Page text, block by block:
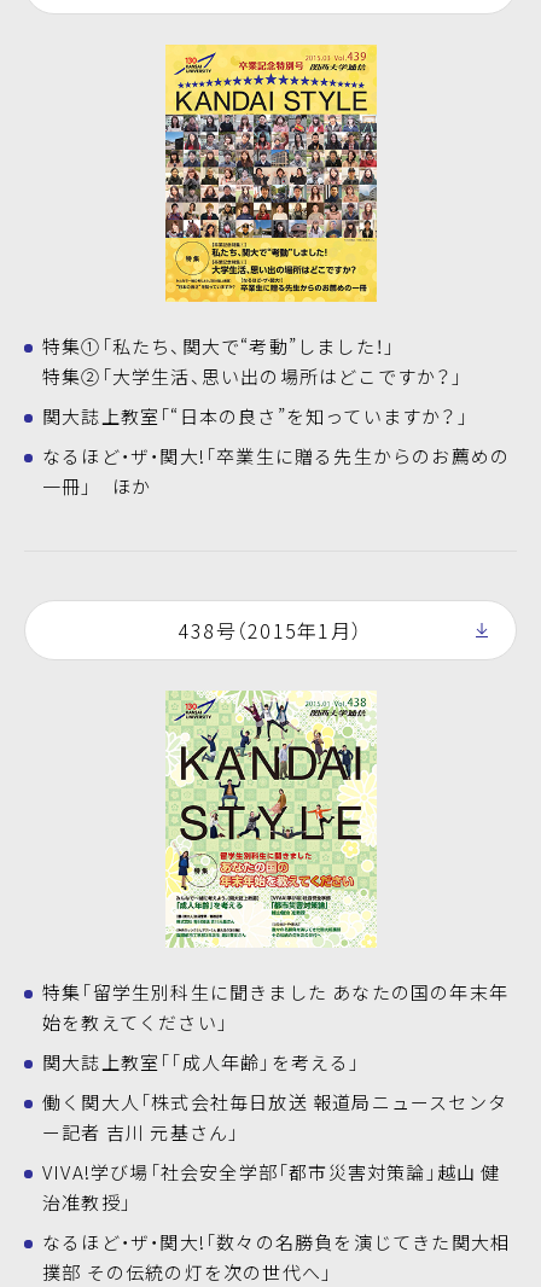
特集①「私たち、関大で“考動”しました！」
特集②「大学生活、思い出の場所はどこですか？」
関大誌上教室「“日本の良さ”を知っていますか？」
なるほど・ザ・関大!「卒業生に贈る先生からのお薦めの
一冊」 ほか
438号（2015年1月）
特集「留学生別科生に聞きました あなたの国の年末年
始を教えてください」
関大誌上教室「「成人年齢」を考える」
働く関大人「株式会社毎日放送 報道局ニュースセンタ
ー記者 吉川 元基さん」
VIVA!学び場「社会安全学部「都市災害対策論」越山 健
治准教授」
なるほど・ザ・関大!「数々の名勝負を演じてきた関大相
撲部 その伝統の灯を次の世代へ」